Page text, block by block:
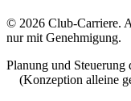
© 2026 Club-Carriere.
nur mit Genehmigung.
Planung und Steuerung
(Konzeption alleine